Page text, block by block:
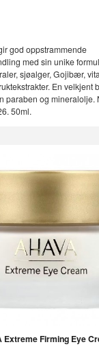
god oppstrammende
med sin unike
sjøalger, Gojibær,
En velkjent
paraben og mineralolje.
50ml.
Extreme Firming Eye